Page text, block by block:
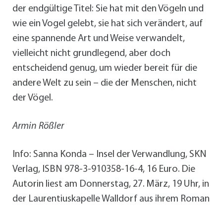
der endgültige Titel: Sie hat mit den Vögeln und
wie ein Vogel gelebt, sie hat sich verändert, auf
eine spannende Art und Weise verwandelt,
vielleicht nicht grundlegend, aber doch
entscheidend genug, um wieder bereit für die
andere Welt zu sein – die der Menschen, nicht
der Vögel.
Armin Rößler
Info: Sanna Konda – Insel der Verwandlung, SKN
Verlag, ISBN 978-3-910358-16-4, 16 Euro. Die
Autorin liest am Donnerstag, 27. März, 19 Uhr, in
der Laurentiuskapelle Walldorf aus ihrem Roman